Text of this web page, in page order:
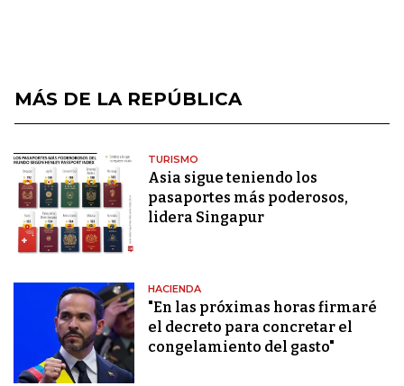
MÁS DE LA REPÚBLICA
TURISMO
Asia sigue teniendo los
pasaportes más poderosos,
lidera Singapur
HACIENDA
"En las próximas horas firmaré
el decreto para concretar el
congelamiento del gasto"